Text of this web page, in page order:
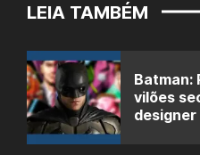
LEIA TAMBÉM
Batman:
vilões